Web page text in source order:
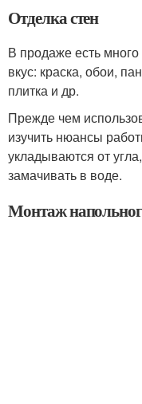
Отделка стен
В продаже есть
вкус: краска, обои,
плитка и др.
Прежде чем
изучить нюансы
укладываются от
замачивать в воде.
Монтаж